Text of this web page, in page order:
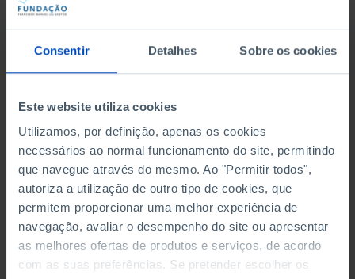
Consentir Detalhes Sobre os cookies
Este website utiliza cookies
Utilizamos, por definição, apenas os cookies
necessários ao normal funcionamento do site, permitindo
que navegue através do mesmo. Ao "Permitir todos",
autoriza a utilização de outro tipo de cookies, que
permitem proporcionar uma melhor experiência de
navegação, avaliar o desempenho do site ou apresentar
as melhores ofertas de produtos e serviços, de acordo
com as suas preferências. Se pretender escolher os
CULTURA
janeiro
Ana Hatherley publica o livro de poemas As
Aparências (Lisboa: Sociedade de Expansão
Cultural).